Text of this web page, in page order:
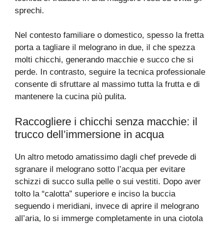
sprechi.
Nel contesto familiare o domestico, spesso la fretta
porta a tagliare il melograno in due, il che spezza
molti chicchi, generando macchie e succo che si
perde. In contrasto, seguire la tecnica professionale
consente di sfruttare al massimo tutta la frutta e di
mantenere la cucina più pulita.
Raccogliere i chicchi senza macchie: il
trucco dell’immersione in acqua
Un altro metodo amatissimo dagli chef prevede di
sgranare il melograno sotto l’acqua per evitare
schizzi di succo sulla pelle o sui vestiti. Dopo aver
tolto la “calotta” superiore e inciso la buccia
seguendo i meridiani, invece di aprire il melograno
all’aria, lo si immerge completamente in una ciotola